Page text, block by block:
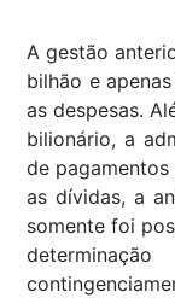
A gestão
bilhão e
as despesas.
bilionário, a
de pagamentos
as dívidas, a
somente foi